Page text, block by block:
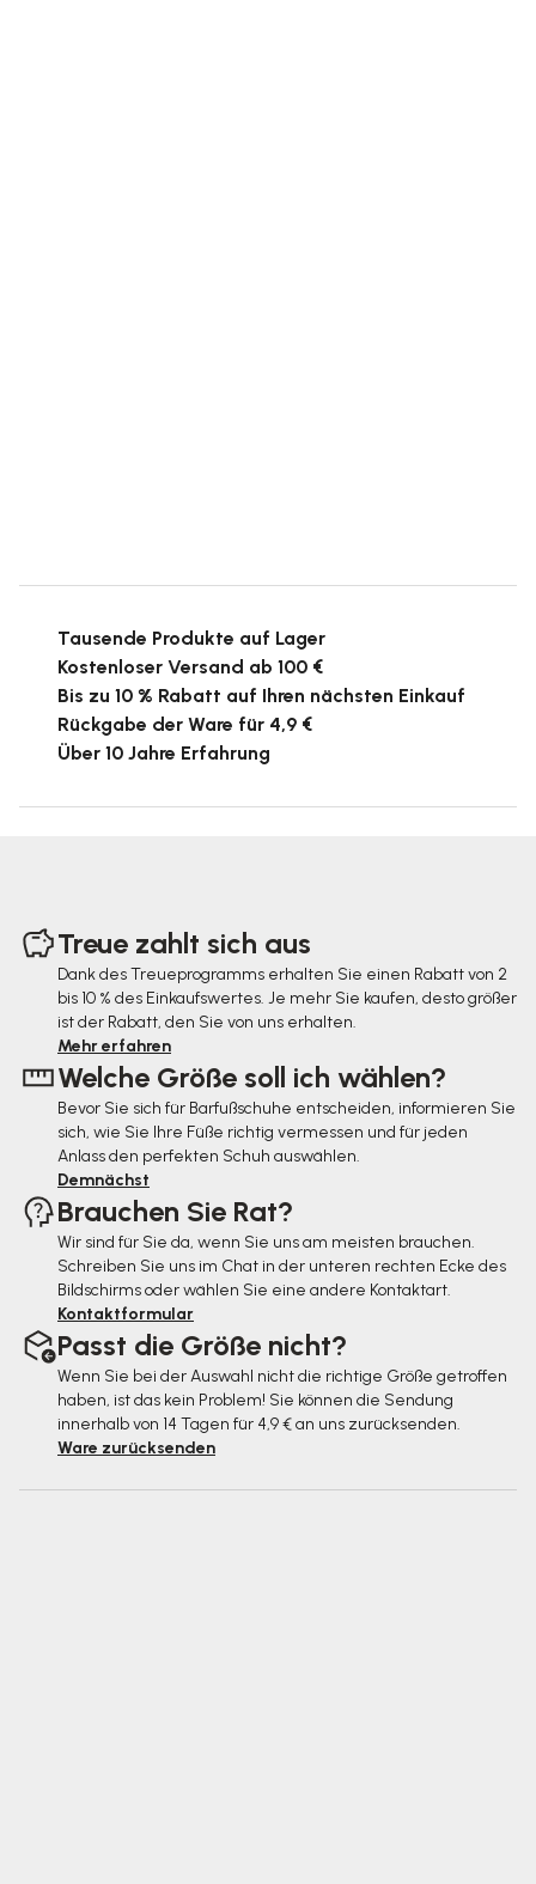
Tausende Produkte auf Lager
Kostenloser Versand ab 100 €
Bis zu 10 % Rabatt auf Ihren nächsten Einkauf
Rückgabe der Ware für 4,9 €
Über 10 Jahre Erfahrung
Treue zahlt sich aus
Dank des Treueprogramms erhalten Sie einen Rabatt von 2
bis 10 % des Einkaufswertes. Je mehr Sie kaufen, desto größer
ist der Rabatt, den Sie von uns erhalten.
Mehr erfahren
Welche Größe soll ich wählen?
Bevor Sie sich für Barfußschuhe entscheiden, informieren Sie
sich, wie Sie Ihre Füße richtig vermessen und für jeden
Anlass den perfekten Schuh auswählen.
Demnächst
Brauchen Sie Rat?
Wir sind für Sie da, wenn Sie uns am meisten brauchen.
Schreiben Sie uns im Chat in der unteren rechten Ecke des
Bildschirms oder wählen Sie eine andere Kontaktart.
Kontaktformular
Passt die Größe nicht?
Wenn Sie bei der Auswahl nicht die richtige Größe getroffen
haben, ist das kein Problem! Sie können die Sendung
innerhalb von 14 Tagen für 4,9 € an uns zurücksenden.
Ware zurücksenden